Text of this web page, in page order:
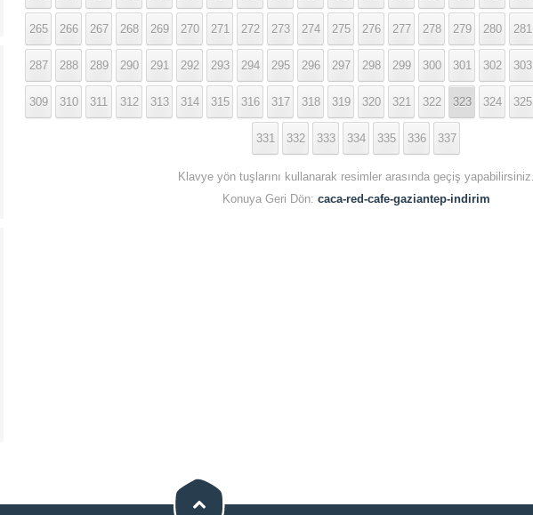
265 266 267 268 269 270 271 272 273 274 275 276 277 278 279 280 281
287 288 289 290 291 292 293 294 295 296 297 298 299 300 301 302 303
309 310 311 312 313 314 315 316 317 318 319 320 321 322 323 324 325
331 332 333 334 335 336 337
Klavye yön tuşlarını kullanarak resimler arasında geçiş yapabilirsiniz.
Konuya Geri Dön: caca-red-cafe-gaziantep-indirim